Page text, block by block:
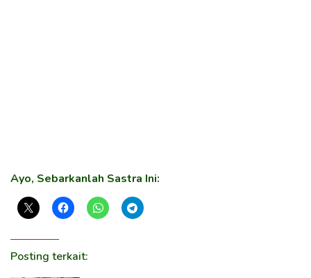
Ayo, Sebarkanlah Sastra Ini:
Posting terkait: